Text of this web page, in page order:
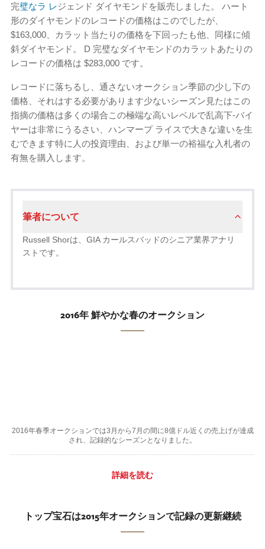
完璧なラ レジェンド ダイヤモンドを販売しました。 ハート
形のダイヤモンドのレコードの価格はこのでしたが、
$163,000、カラット当たりの価格を下回ったも他、同様に傾
斜ダイヤモンド。 D 完璧なダイヤモンドのカラットあたりの
レコードの価格は $283,000 です。
レコードに落ちるし、通さないオークション季節の少し下の
価格、それはする必要があります少ないシーズン見たはこの
指摘の価格は多くの場合この極端な高いレベルで乱高下-バイ
ヤーは非常にうるさい、ハンマープ ライスで大きな違いを生
むできます特に人の投資理由、および単一の裕福な入札者の
有無を購入します。
筆者について
Russell Shorは、GIA カールスバッドのシニア業界アナリ
ストです。
2016年 鮮やかな春のオークション
2016年春季オークションでは3月から7月の間に8億ドル近くの売上げが達成
され、記録的なシーズンとなりました。
詳細を読む
トップ宝石は2015年オークションで記録の更新継続